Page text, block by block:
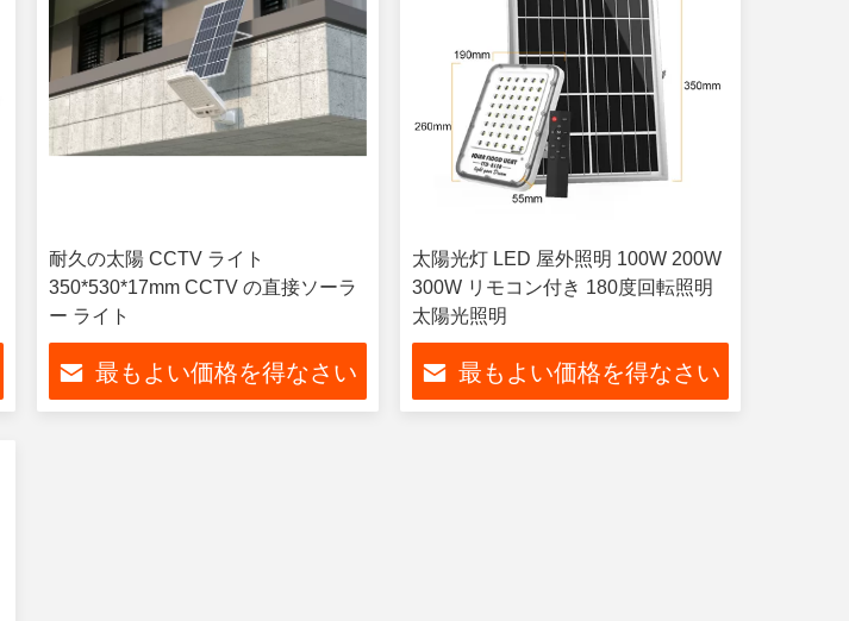
耐久の太陽 CCTV ライト
350*530*17mm CCTV の直接ソーラ
ー ライト
最もよい価格を得なさい
太陽光灯 LED 屋外照明 100W 200W
300W リモコン付き 180度回転照明
太陽光照明
最もよい価格を得なさい